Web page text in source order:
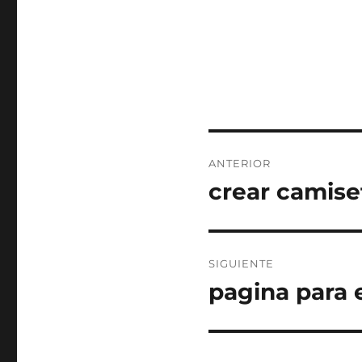
de
ANTERIOR
Entrada
crear
SIGUIENTE
Entrada
pagina para